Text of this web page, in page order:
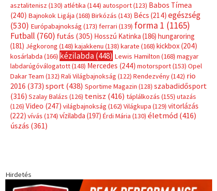
asztalitenisz (130) atlétika (144) autosport(123) Babos Tímea
(240) Bajnokok Ligája (168) Birkózás (143) Bécs (214) egészség
(530) Európabajnokság (173) ferrari (139) forma 1 (1165)
Futball (760) futás (305) Hosszú Katinka (186) hungaroring
(181) Jégkorong (148) kajakkenu (138) karate (168) kickbox(204)
kosárlabda (166) kézilabda(448) Lewis Hamilton (168) magyar
labdarúgóválogatott(148) Mercedes (244) motorsport(153) Opel
Dakar Team (132) Rali Világbajnokság (122) Rendezvény(142) rio
2016 (373) sport(438) Sportime Magazin (128) szabadidősport
(316) Szalay Balázs (126) tenisz (416) táplálkozás (155) utazás
(126) Video (247) világbajnokság (162) Világkupa (129) vitorlázás
(222) vívás (174) vízilabda (197) Érdi Mária (130) életmód(416)
úszás (361)
Hirdetés